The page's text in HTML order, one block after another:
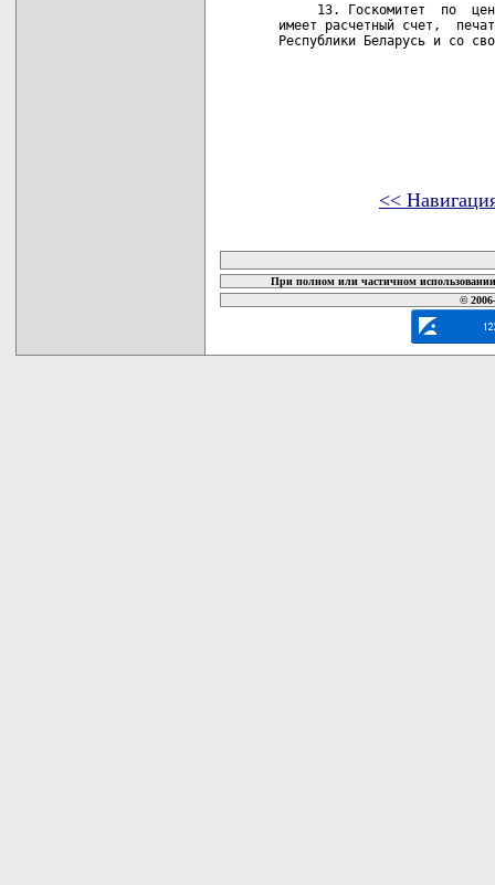
<<
При полном или частичном
©